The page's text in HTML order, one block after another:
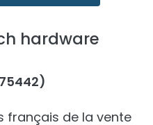
hardware
français de la vente